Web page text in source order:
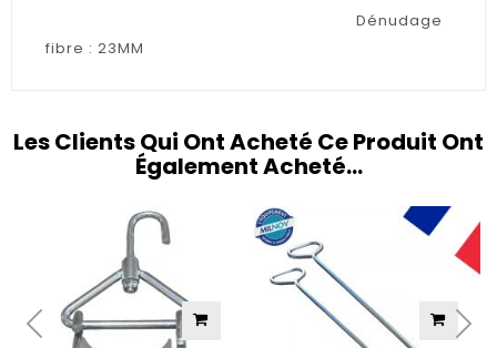
Dénudage
fibre : 23MM
Les Clients Qui Ont Acheté Ce Produit Ont
Également Acheté...